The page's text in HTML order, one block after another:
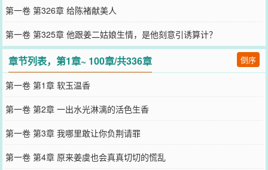
第一卷 第326章 给陈褚献美人
第一卷 第325章 他跟姜二姑娘生情，是他刻意引诱算计？
章节列表，第1章~ 100章/共336章 倒序
第一卷 第1章 软玉温香
第一卷 第2章 一出水光淋漓的活色生香
第一卷 第3章 我哪里敢让你负荆请罪
第一卷 第4章 原来姜虞也会真真切切的慌乱